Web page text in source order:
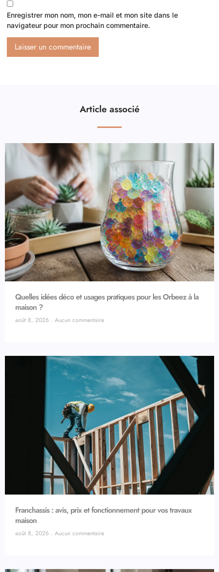
Enregistrer mon nom, mon e-mail et mon site dans le
navigateur pour mon prochain commentaire.
Article associé
Quelles idées déco et usages pratiques pour les Orbeez à la
maison ?
août 8, 2026 Aucun commentaire
Franchassis : avis, prix et fonctionnement pour vos travaux
maison
août 8, 2026 Aucun commentaire